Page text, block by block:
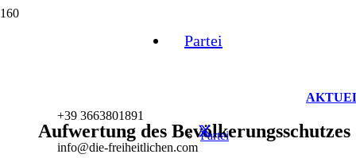
Partei
Partei
+39 3663801891
info@die-freiheitlichen.com
Aufwertung des Bevölkerungsschutzes